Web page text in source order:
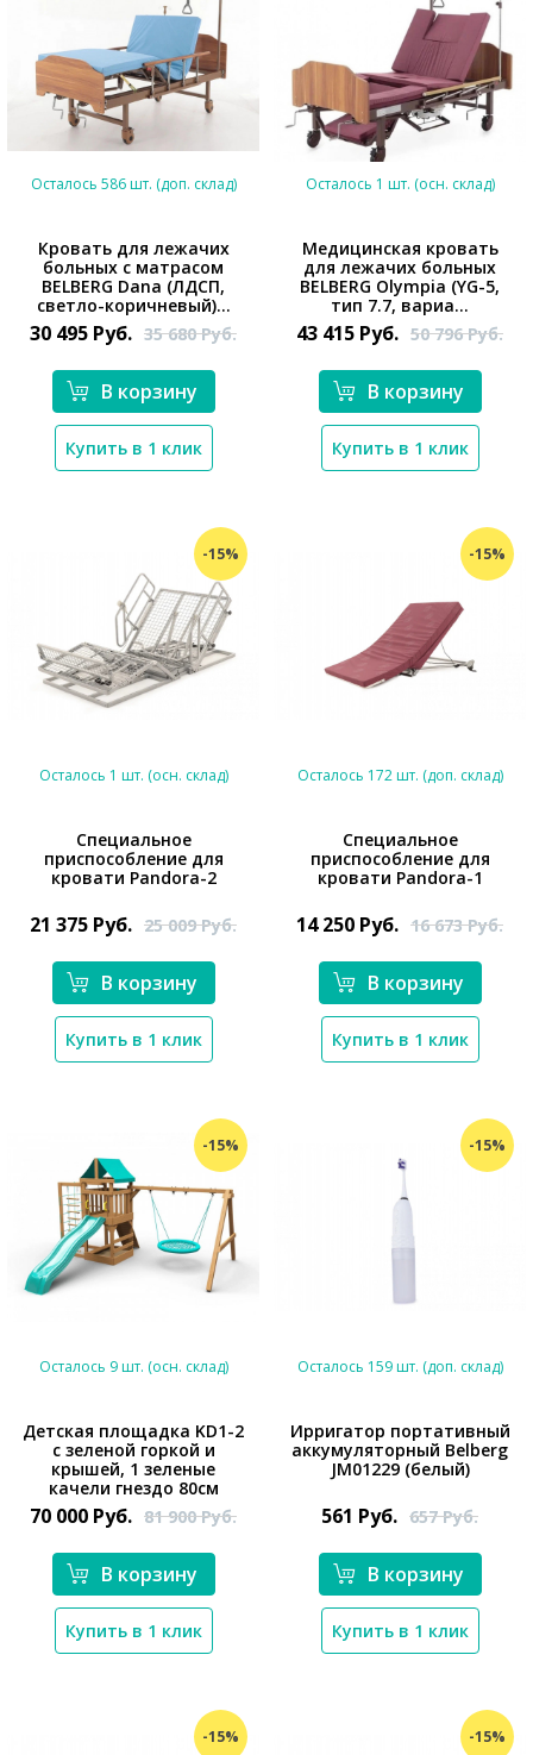
*}
Осталось 586 шт. (доп. склад)
Кровать для лежачих
больных с матрасом
BELBERG Dana (ЛДСП,
светло-коричневый)...
30 495 Руб. 35 680Руб.
В корзину
Купить в 1 клик
*}
Осталось 1 шт. (осн. склад)
Медицинская кровать
для лежачих больных
BELBERG Olympia (YG-5,
тип 7.7, вариа...
43 415 Руб. 50 796Руб.
В корзину
Купить в 1 клик
-15%
*}
Осталось 1 шт. (осн. склад)
Специальное
приспособление для
кровати Pandora-2
21 375 Руб. 25 009Руб.
В корзину
Купить в 1 клик
-15%
*}
Осталось 172 шт. (доп. склад)
Специальное
приспособление для
кровати Pandora-1
14 250 Руб. 16 673Руб.
В корзину
Купить в 1 клик
-15%
*}
Осталось 9 шт. (осн. склад)
Детская площадка KD1-2
с зеленой горкой и
крышей, 1 зеленые
качели гнездо 80см
70 000 Руб. 81 900Руб.
В корзину
Купить в 1 клик
-15%
*}
Осталось 159 шт. (доп. склад)
Ирригатор портативный
аккумуляторный Belberg
JM01229 (белый)
561 Руб. 657Руб.
В корзину
Купить в 1 клик
-15% -15%